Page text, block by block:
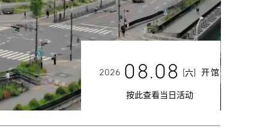
2026 08.08 [六] 开馆
按此查看当日活动